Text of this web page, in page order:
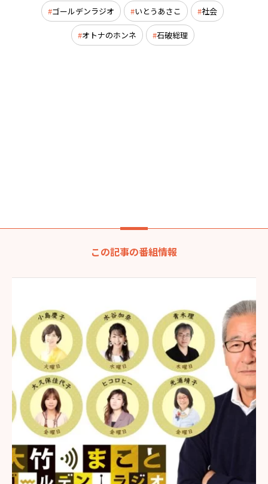
ゴールデンラジオ いとうあさこ 社会
オトナのホンネ 石破総理
この記事の番組情報